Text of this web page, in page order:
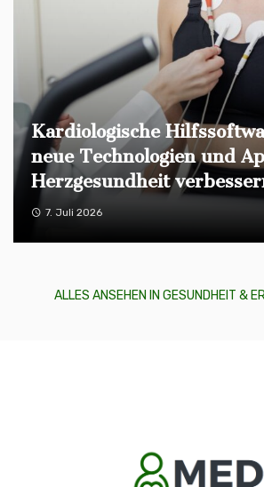
Kardiologische
neue Technologien und
Herzgesundheit
7. Juli 2026
ALLES ANSEHEN IN GESUNDHEIT &